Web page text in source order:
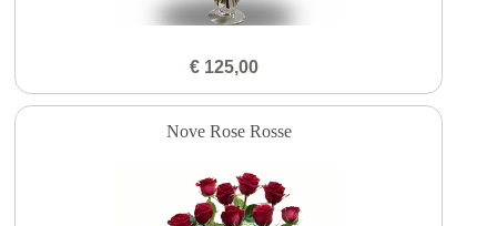
€ 125,00
Nove Rose Rosse